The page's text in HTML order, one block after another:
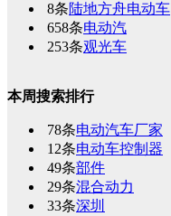
8条陆地方舟电动车
658条电动汽
253条观光车
本周搜索排行
78条电动汽车厂家
12条电动车控制器
49条部件
29条混合动力
33条深圳